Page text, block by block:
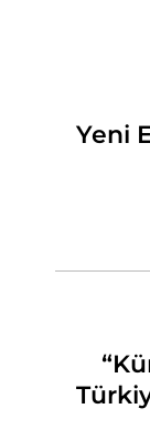
Yeni